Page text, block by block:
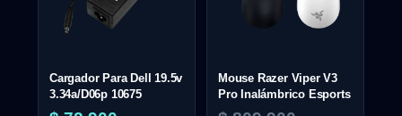
Cargador Para Dell 19.5v
3.34a/D06p 10675
Mouse Razer Viper V3
Pro Inalámbrico Esports